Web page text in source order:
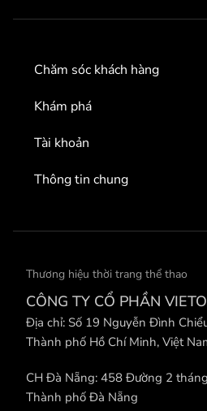
Chăm sóc khách hàng
Khám phá
Tài khoản
Thông tin chung
Thương hiệu thời trang thể thao
CÔNG TY CỔ PHẦN
Địa chỉ: Số 19 Nguyễn Đình
Thành phố Hồ Chí Minh, Việt
CH Đà Nẵng: 458 Đường 2
Thành phố Đà Nẵng